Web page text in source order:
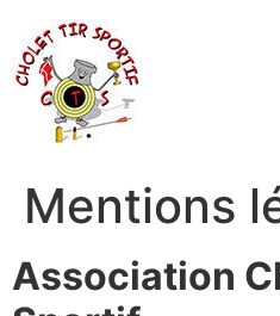
Mentions
Association